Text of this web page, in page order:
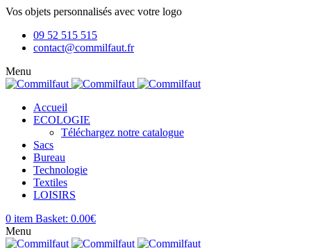
Vos objets personnalisés avec votre logo
09 52 515 515
contact@commilfaut.fr
Menu
Accueil
ECOLOGIE
Téléchargez notre catalogue
Sacs
Bureau
Technologie
Textiles
LOISIRS
0 item Basket: 0.00€
Menu